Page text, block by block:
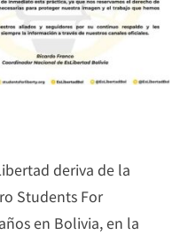
deriva de la
Students For
en Bolivia, en la